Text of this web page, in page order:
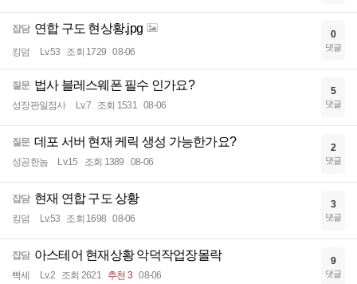
잡담 연합 구도 현상황.jpg
킹덤 Lv.53 조회 1729 08-06
0
댓글
질문 법사 블레스웨폰 필수 인가요?
성장판일점사 Lv.7 조회 1531 08-06
5
댓글
질문 데포 서버 현재 케릭 생성 가능한가요?
성공한놈 Lv.15 조회 1389 08-06
2
댓글
잡담 현재 연합 구도 상황
킹덤 Lv.53 조회 1698 08-06
3
댓글
잡담 아스테어 현재상황 악덕작업장몰락
빡세 Lv.2 조회 2621 추천 3 08-06
9
댓글